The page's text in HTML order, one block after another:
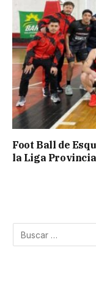
Foot Ball de
la Liga